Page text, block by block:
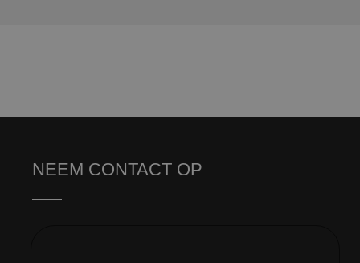
NEEM CONTACT OP